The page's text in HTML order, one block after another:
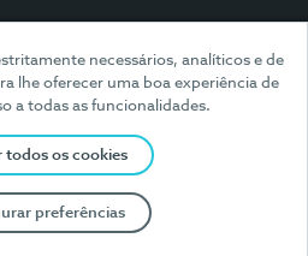
necessários, analíticos e de
lhe oferecer uma boa experiência de
a todas as funcionalidades.
todos os cookies
preferências